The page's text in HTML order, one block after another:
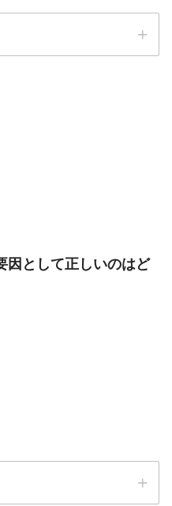
因として正しいのはど